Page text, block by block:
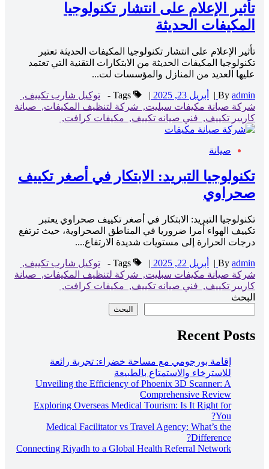
تأثير الإعلام على انتشار تكنولوجيا
المكيفات الحديثة
تأثير الإعلام على انتشار تكنولوجيا المكيفات الحديثة تعتبر
تكنولوجيا المكيفات الحديثة من الابتكارات التقنية التي تعتمد
عليها العديد من المنازل والمؤسسات لت...
By admin
| أبريل 23, 2025 |
توكيل شارب تكييف,
شركة صيانة مكيفات سبليت, شركة لتنظيف المكيفات, صيانة
كاريير تكييف, فني صيانه تكييف, مكيفات كرافت,
صيانة
تكنولوجيا التبريد: الابتكار في أصغر تكييف
صحراوي
تكنولوجيا التبريد: الابتكار في أصغر تكييف صحراوي يعتبر
تكييف الهواء أمرا ضروريا في المناطق الصحراوية، حيث ترتفع
درجات الحرارة إلى مستويات شديدة الارتفاع....
By admin
| أبريل 22, 2025 |
توكيل شارب تكييف,
شركة صيانة مكيفات سبليت, شركة لتنظيف المكيفات, صيانة
كاريير تكييف, فني صيانه تكييف, مكيفات كرافت,
البحث
البحث
Recent Posts
إقامة بورجومي مع مساحة خضراء: تجربة رائعة
للاسترخاء والاستمتاع بالطبيعة
Unveiling the Efficiency of Phoenix 3D Scanner: A
Comprehensive Review
Exploring Overseas Medical Tourism: Is It Right for
You?
Medical Facilitator vs Travel Agency: What’s the
Difference?
Connecting Riyadh to a Global Health Referral Network